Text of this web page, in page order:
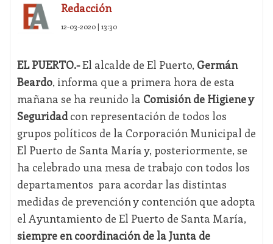
Redacción
12-03-2020 | 13:30
EL PUERTO.-El alcalde de El Puerto, Germán
Beardo, informa que a primera hora de esta
mañana se ha reunido la Comisión de Higiene y
Seguridadcon representación de todos los
grupos políticos de la Corporación Municipal de
El Puerto de Santa María y, posteriormente, se
ha celebrado una mesa de trabajo con todos los
departamentos para acordar las distintas
medidas de prevención y contención que adopta
el Ayuntamiento de El Puerto de Santa María,
siempre en coordinación de la Junta de